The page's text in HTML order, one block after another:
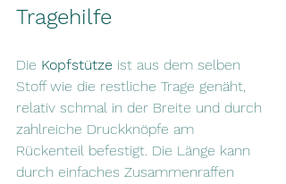
Tragehilfe
Die Kopfstütze ist aus dem selben
Stoff wie die restliche Trage genäht,
relativ schmal in der Breite und durch
zahlreiche Druckknöpfe am
Rückenteil befestigt. Die Länge kann
durch einfaches Zusammenraffen